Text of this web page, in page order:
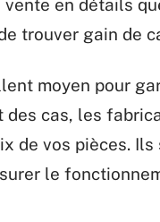
en détails
trouver gain de
moyen pour
des cas, les
de vos pièces.
le